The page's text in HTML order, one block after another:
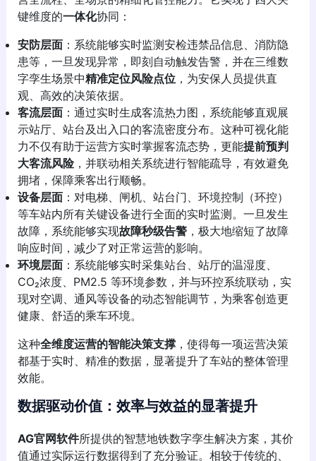
键维度的一体化协同：
安防层面：系统能够实时监测安检违禁品信息、消防隐
患等，一旦发现异常，即刻自动触发告警，并在三维数
字孪生场景中精准定位风险点位，为安保人员提供直
观、高效的决策依据。
客流层面：通过实时生成客流热力图，系统能够直观展
示站厅、站台及出入口的客流密度分布。这种可视化能
力不仅有助于运营方实时掌握客流态势，更能提前预判
大客流风险，并联动相关系统进行智能疏导，有效避免
拥堵，保障乘客出行顺畅。
设备层面：对电梯、闸机、站台门、环境控制（环控）
等车站内所有关键设备进行全面的实时监测。一旦发生
故障，系统能够实现故障秒级告警，极大地缩短了故障
响应时间，减少了对正常运营的影响。
环境层面：系统能够实时采集站台、站厅的温湿度、
CO₂浓度、PM2.5 等环境参数，并与环控系统联动，实
现对空调、通风等设备的动态智能调节，为乘客创造更
健康、舒适的乘车环境。
这种全维度运营的智能决策支撑，使得每一项运营决策
都基于实时、精准的数据，显著提升了车站的整体管理
效能。
数据驱动价值：效率与效益的显著提升
AG官网软件所提供的智慧地铁数字孪生解决方案，其价
值通过实际运行数据得到了充分验证。相较于传统的、